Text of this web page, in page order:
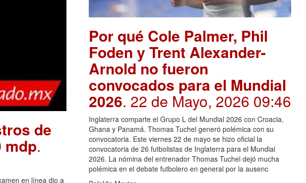
de
mdp.
en línea dio a
Por qué Cole Palmer, Phil
Foden y Trent Alexander-
Arnold no fueron
convocados para el Mundial
2026. 22 de Mayo, 2026 09:46
Inglaterra comparte el Grupo L del Mundial 2026 con Croacia,
Ghana y Panamá. Thomas Tuchel generó polémica con su
convocatoria. Este viernes 22 de mayo se hizo oficial la
convocatoria de 26 futbolistas de Inglaterra para el Mundial
2026. La nómina del entrenador Thomas Tuchel dejó mucha
polémica en el debate futbolero en general por la ausenc